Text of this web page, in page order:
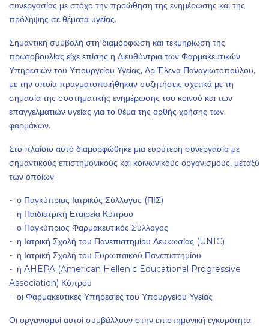
συνεργασίας με στόχο την προώθηση της ενημέρωσης και της
πρόληψης σε θέματα υγείας.
Σημαντική συμβολή στη διαμόρφωση και τεκμηρίωση της
πρωτοβουλίας είχε επίσης η Διευθύντρια των Φαρμακευτικών
Υπηρεσιών του Υπουργείου Υγείας, Δρ Έλενα Παναγιωτοπούλου,
με την οποία πραγματοποιήθηκαν συζητήσεις σχετικά με τη
σημασία της συστηματικής ενημέρωσης του κοινού και των
επαγγελματιών υγείας για το θέμα της ορθής χρήσης των
φαρμάκων.
Στο πλαίσιο αυτό διαμορφώθηκε μια ευρύτερη συνεργασία με
σημαντικούς επιστημονικούς και κοινωνικούς οργανισμούς, μεταξύ
των οποίων:
- ο Παγκύπριος Ιατρικός Σύλλογος (ΠΙΣ)
- η Παιδιατρική Εταιρεία Κύπρου
- ο Παγκύπριος Φαρμακευτικός Σύλλογος
- η Ιατρική Σχολή του Πανεπιστημίου Λευκωσίας (UNIC)
- η Ιατρική Σχολή του Ευρωπαϊκού Πανεπιστημίου
- η AHEPA (American Hellenic Educational Progressive
Association) Κύπρου
- οι Φαρμακευτικές Υπηρεσίες του Υπουργείου Υγείας
Οι οργανισμοί αυτοί συμβάλλουν στην επιστημονική εγκυρότητα